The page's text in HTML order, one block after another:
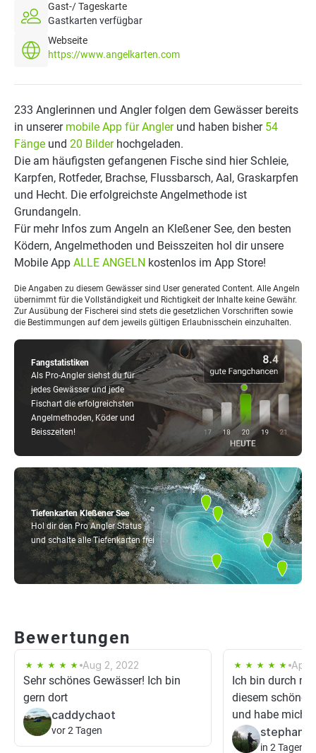
Gast-/ Tageskarte
Gastkarten verfügbar
Webseite
https://www.angelkarten.com
Tiefenkarten Kleßener See
Hol dir den Pro Angler Status
und schalte alle Tiefenkarten frei
Fangstatistiken
Als Pro-Angler siehst du für
jedes Gewässer und jede
Fischart die erfolgreichsten
Angelmethoden, Köder und
Beisszeiten!
233 Anglerinnen und Angler folgen dem Gewässer bereits
in unserer mobile App für Anglerund haben bisher 54
Fänge und 20 Bilderhochgeladen.
Die am häufigsten gefangenen Fische sind hier Schleie,
Karpfen, Rotfeder, Brachse, Flussbarsch, Aal, Graskarpfen
und Hecht. Die erfolgreichste Angelmethode ist
Grundangeln.
Für mehr Infos zum Angeln an Kleßener See, den besten
Ködern, Angelmethoden und Beisszeiten hol dir unsere
Mobile App ALLE ANGELN kostenlos im App Store!
Die Angaben zu diesem Gewässer sind User generated Content. Alle Angeln
übernimmt für die Vollständigkeit und Richtigkeit der Inhalte keine Gewähr.
Zur Ausübung der Fischerei sind stets die gesetzlichen Vorschriften sowie
die Bestimmungen auf dem jeweils gültigen Erlaubnisschein einzuhalten.
Bewertungen
Aug 2, 2022
Sehr schönes Gewässer! Ich bin
gern dort
caddychaot
vor 2 Tagen
Apr
Ich bin durch
diesem
und habe mich
in 2 Tagen